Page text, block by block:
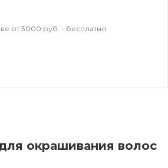
от 3000 руб. - бесплатно
окрашивания волос